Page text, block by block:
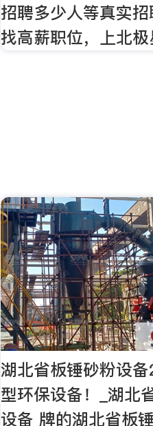
招聘多少人等真实招
找高薪职位，上北极
湖北省板锤砂粉设
型环保设备！_湖北
设备 牌的湖北省板